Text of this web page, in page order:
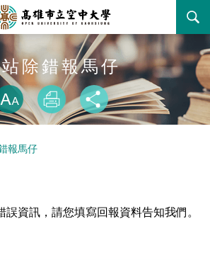
件
除錯報馬仔
略過字型切
放大
列印 分享
報馬仔
資訊，請您填寫回報資料告知我們。